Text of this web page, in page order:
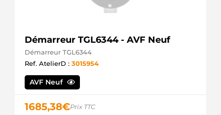
Démarreur TGL6344 - AVF Neuf
Démarreur TGL6344
Ref. AtelierD : 3015954
AVF Neuf
1685,38€Prix TTC